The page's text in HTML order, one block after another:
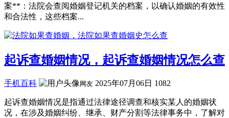
案**：法院会查阅婚姻登记机关的档案，以确认婚姻的有效性
和合法性，这些档案...
起诉查婚姻情况，起诉查婚姻情况怎么查
手机百科 网友 2025年07月06日 1082
起诉查婚姻情况是指通过法律途径调查和核实某人的婚姻状
况，在涉及婚姻纠纷、继承、财产分割等法律事务中，了解对